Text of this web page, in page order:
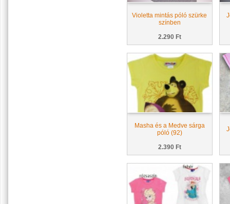
Violetta mintás póló szürke
színben
2.290 Ft
Masha és a Medve sárga
póló (92)
2.390 Ft